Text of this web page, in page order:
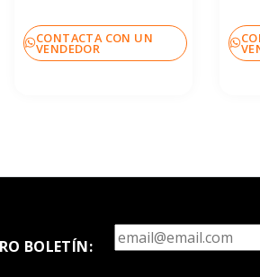
CONTACTA CON UN
VENDEDOR
BOLETÍN: